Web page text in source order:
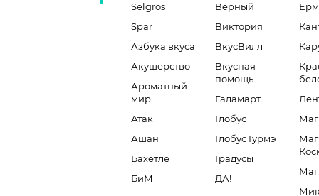
Selgros
Spar
Азбука вкуса
Акушерство
Ароматный
мир
Атак
Ашан
Бахетле
БиМ
Верный
Виктория
ВкусВилл
Вкусная
помощь
Галамарт
Глобус
Глобус Гурмэ
Градусы
ДА!